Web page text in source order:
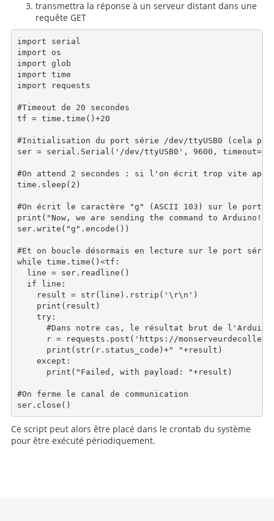
transmettra la réponse à un serveur distant dans une
requête GET
import serial
import os
import glob
import time
import requests
#Timeout de 20 secondes
tf = time.time()+20
#Initialisation du port série /dev/ttyUSB0 (cela peut
ser = serial.Serial('/dev/ttyUSB0', 9600, timeout=1)
#On attend 2 secondes : si l'on écrit trop vite
time.sleep(2)
#On écrit le caractère "g" (ASCII 103) sur le port
print("Now, we are sending the command to Arduino!")
ser.write("g".encode())
#Et on boucle désormais en lecture sur le port série
while time.time()<tf:
  line = ser.readline()
  if line:
    result = str(line).rstrip('\r\n')
    print(result)
    try:
#Dans notre cas, le résultat brut de
r = requests.post('https://
      print(str(r.status_code)+" "+result)
    except:
      print("Failed, with payload: "+result)
#On ferme le canal de communication
Ce script peut alors être placé dans le crontab du système
pour être exécuté périodiquement.